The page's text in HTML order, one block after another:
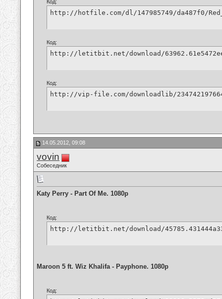
Код:
http://hotfile.com/dl/147985749/da487f0/
Код:
http://letitbit.net/download/
Код:
http://vip-file.com/downloadlib/
14.05.2012, 09:08
vovin
Собеседник
Katy Perry - Part Of Me. 1080p
Код:
http://letitbit.net/download/
Maroon 5 ft. Wiz Khalifa - Payphone. 1080p
Код: